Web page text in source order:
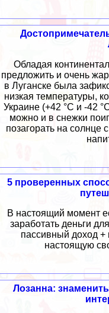
Обладая
предложить и очень
в Луганске была
низкая температуры,
Украине (+42 °C и -42
можно и в снежки
позагорать на
5 проверенных
В настоящий момент
заработать деньги
пассивный доход +
настоящую
Лозанна: